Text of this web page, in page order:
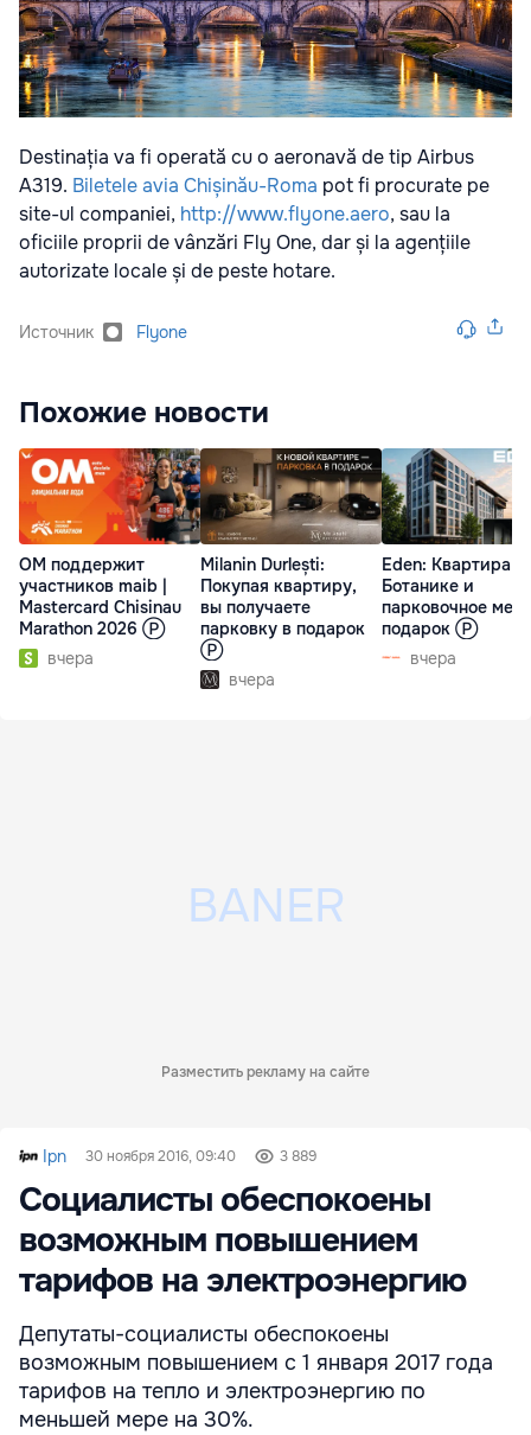
Destinația va fi operată cu o aeronavă de tip Airbus
A319. Biletele avia Chișinău-Roma pot fi procurate pe
site-ul companiei, http://www.flyone.aero, sau la
oficiile proprii de vânzări Fly One, dar și la agențiile
autorizate locale și de peste hotare.
Источник Flyone
Похожие новости
ОМ поддержит
участников maib |
Mastercard Chisinau
Marathon 2026 Ⓟ
вчера
Milanin Durlești:
Покупая квартиру,
вы получаете
парковку в подарок
Ⓟ
вчера
Eden: Квартира
Ботанике и
парковочное
подарок Ⓟ
вчера
Разместить рекламу на сайте
Ipn 30 ноября 2016, 09:40 3 889
Социалисты обеспокоены
возможным повышением
тарифов на электроэнергию
Депутаты-социалисты обеспокоены
возможным повышением с 1 января 2017 года
тарифов на тепло и электроэнергию по
меньшей мере на 30%.